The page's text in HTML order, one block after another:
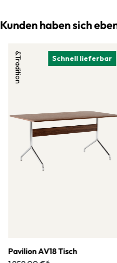
Kunden haben sich
Schnell lieferbar
&Tradition
Pavilion AV18 Tisch